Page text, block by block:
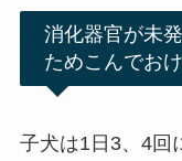
消化器官が未
ためこんでお
子犬は1日3、4回